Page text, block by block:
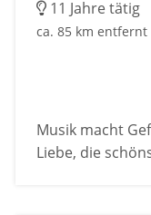
11 Jahre tätig
ca. 85 km entfernt
Musik macht
Liebe, die